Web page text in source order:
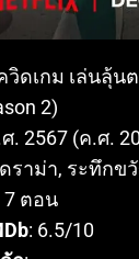
วิดเกม เล่นลุ้น
2)
. 2567 (ค.ศ.
ราม่า, ระทึกข
7 ตอน
: 6.5/10